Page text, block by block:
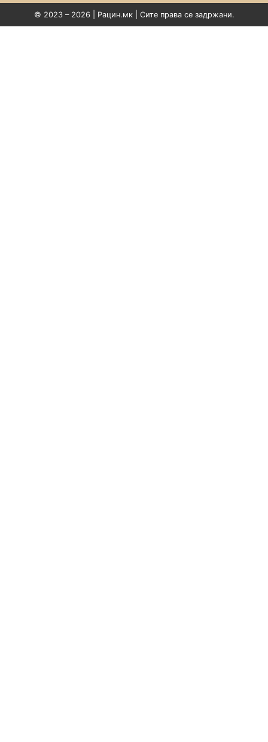
© 2023 – 2026 | Рацин.мк | Сите права се задржани.